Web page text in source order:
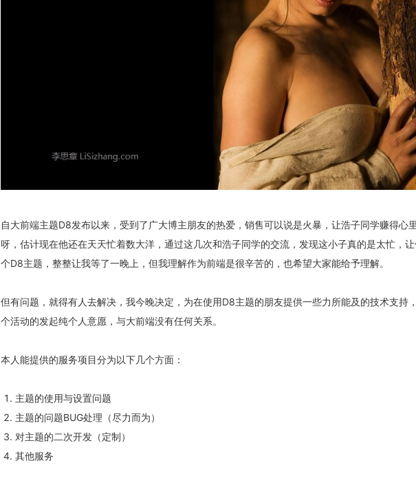
自大前端主题D8发布以来，受到了广大博主朋友的热爱，销售可以说是火暴，让浩子同学赚得心
呀，估计现在他还在天天忙着数大洋，通过这几次和浩子同学的交流，发现这小子真的是太忙，
个D8主题，整整让我等了一晚上，但我理解作为前端是很辛苦的，也希望大家能给予理解。
但有问题，就得有人去解决，我今晚决定，为在使用D8主题的朋友提供一些力所能及的技术支持
个活动的发起纯个人意愿，与大前端没有任何关系。
本人能提供的服务项目分为以下几个方面：
主题的使用与设置问题
主题的问题BUG处理（尽力而为）
对主题的二次开发（定制）
其他服务